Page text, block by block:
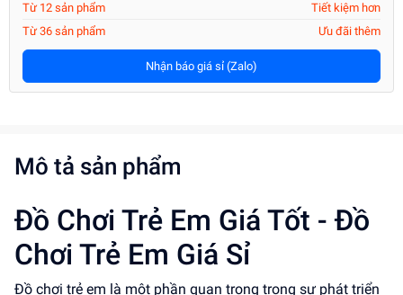
Từ 12 sản phẩm
Tiết kiệm hơn
Từ 36 sản phẩm
Ưu đãi thêm
Nhận báo giá sỉ (Zalo)
Mô tả sản phẩm
Đồ Chơi Trẻ Em Giá Tốt - Đồ
Chơi Trẻ Em Giá Sỉ
Đồ chơi trẻ em là một phần quan trọng trong sự phát triển